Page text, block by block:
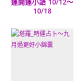
運開運小語 10/12～
10/18